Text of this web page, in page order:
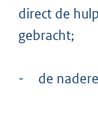
direct de
gebracht;
- de